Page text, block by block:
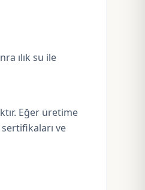
ılık su ile
Eğer üretime
ve